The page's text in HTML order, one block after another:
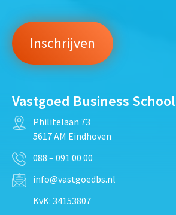
Vastgoed Business School
Philitelaan 73
5617 AM Eindhoven
088 – 091 00 00
info@vastgoedbs.nl
KvK: 34153807